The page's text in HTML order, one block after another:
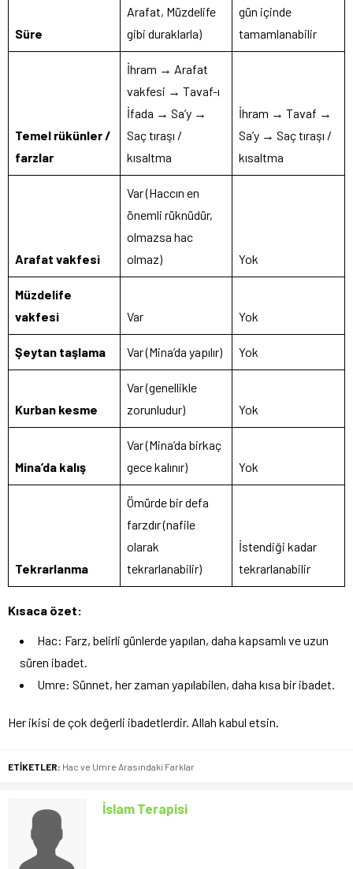
Süre
Arafat, Müzdelife
gibi duraklarla)
gün içinde
tamamlanabilir
Temel rükünler /
farzlar
İhram → Arafat
vakfesi → Tavaf-ı
İfada → Sa’y →
Saç tıraşı /
kısaltma
İhram → Tavaf →
Sa’y → Saç tıraşı /
kısaltma
Arafat vakfesi
Var (Haccın en
önemli rüknüdür,
olmazsa hac
olmaz)
Yok
Müzdelife
vakfesi
Var Yok
Şeytan taşlama Var (Mina’da yapılır) Yok
Kurban kesme
Var (genellikle
zorunludur)
Yok
Mina’da kalış
Var (Mina’da birkaç
gece kalınır)
Yok
Tekrarlanma
Ömürde bir defa
farzdır (nafile
olarak
tekrarlanabilir)
İstendiği kadar
tekrarlanabilir
Kısaca özet:
Hac: Farz, belirli günlerde yapılan, daha kapsamlı ve uzun
süren ibadet.
Umre: Sünnet, her zaman yapılabilen, daha kısa bir ibadet.
Her ikisi de çok değerli ibadetlerdir. Allah kabul etsin.
ETİKETLER: Hac ve Umre Arasındaki Farklar
İslam Terapisi